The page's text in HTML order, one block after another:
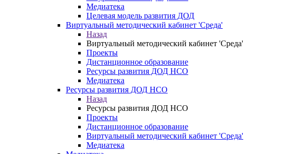
Медиатека
Целевая модель развития ДОД
Виртуальный методический кабинет 'Среда'
Назад
Виртуальный методический кабинет 'Среда'
Проекты
Дистанционное образование
Ресурсы развития ДОД НСО
Медиатека
Ресурсы развития ДОД НСО
Назад
Ресурсы развития ДОД НСО
Проекты
Дистанционное образование
Виртуальный методический кабинет 'Среда'
Медиатека